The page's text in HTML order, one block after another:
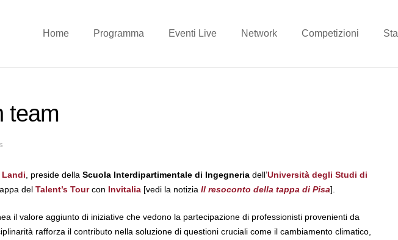
Home Programma Eventi Live Network Competizioni
team
, preside della Scuola Interdipartimentale di Ingegneria dell’Università degli Studi di
del Talent’s Tourcon Invitalia [vedi la notizia Il resoconto della tappa di Pisa].
il valore aggiunto di iniziative che vedono la partecipazione di professionisti provenienti da
rafforza il contributo nella soluzione di questioni cruciali come il cambiamento climatico,